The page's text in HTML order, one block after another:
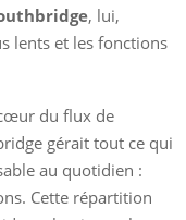
, lui,
lents et les fonctions
du flux de
gérait tout ce qui
au quotidien :
Cette répartition